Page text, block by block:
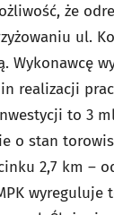
że
ul.
Wykonawcę
realizacji
to 3
o stan
2,7 km –